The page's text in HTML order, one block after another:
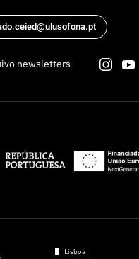
newsletters
Lisboa